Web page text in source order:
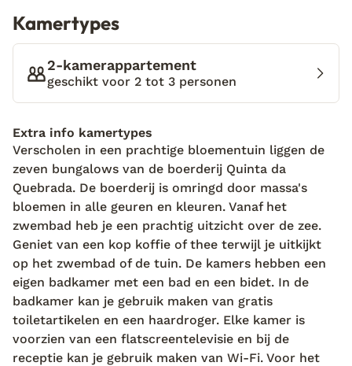
beschikken allemaal over een mooie keuken, dus een
heerlijk hapje in de middag bereiden voor jezelf is
een fluitje van een cent. Er hangt een gemoedelijke
sfeer en als je 's avonds op het terrasje voor je
quinta zit, zal je kunnen genieten van een subliem
nemen, is dit mogelijk in het kleine zwembad van
Quinta's da Quebrada. Iets avontuurlijker ingesteld?
Wanneer je vanaf de quinta's de weg volgt, zie je al
snel een bordje Praia, de weg richting een
rotsstrandje. Kijk wel uit: zwemmen in zee aan de
noordzijde van Madeira is niet altijd toegestaan in
verband met hoge golven en gevaarlijke stromingen.
Kamertypes
2-kamerappartement
geschikt voor 2 tot 3 personen
Extra info kamertypes
Verscholen in een prachtige bloementuin liggen de
zeven bungalows van de boerderij Quinta da
Quebrada. De boerderij is omringd door massa's
bloemen in alle geuren en kleuren. Vanaf het
zwembad heb je een prachtig uitzicht over de zee.
Geniet van een kop koffie of thee terwijl je uitkijkt
op het zwembad of de tuin. De kamers hebben een
eigen badkamer met een bad en een bidet. In de
badkamer kan je gebruik maken van gratis
toiletartikelen en een haardroger. Elke kamer is
voorzien van een flatscreentelevisie en bij de
receptie kan je gebruik maken van Wi-Fi. Voor het